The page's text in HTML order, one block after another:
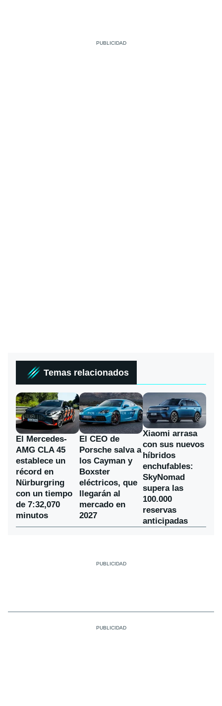
Temas relacionados
El Mercedes-
AMG CLA 45
establece un
récord en
Nürburgring
con un tiempo
de 7:32,070
minutos
El CEO de
Porsche salva a
los Cayman y
Boxster
eléctricos, que
llegarán al
mercado en
2027
Xiaomi arrasa
con sus nuevos
híbridos
enchufables:
SkyNomad
supera las
100.000
reservas
anticipadas